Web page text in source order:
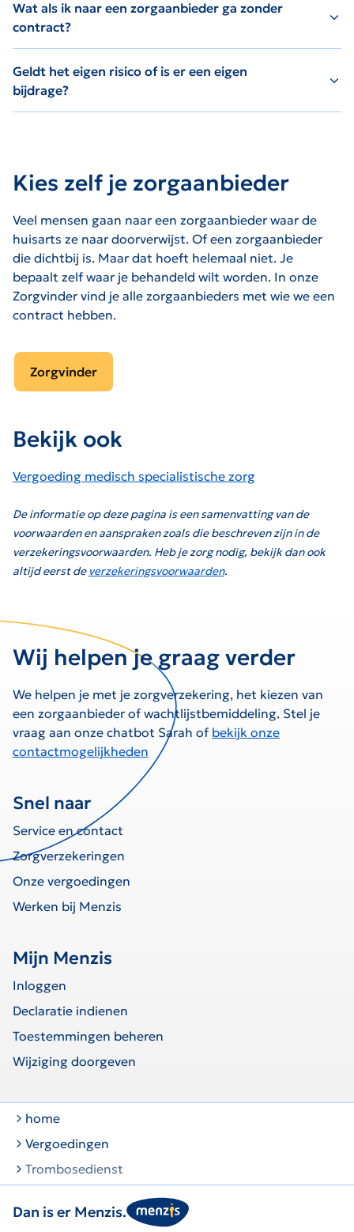
Wat als ik naar een zorgaanbieder ga zonder
contract?
Geldt het eigen risico of is er een eigen
bijdrage?
Kies zelf je zorgaanbieder
Veel mensen gaan naar een zorgaanbieder waar de
huisarts ze naar doorverwijst. Of een zorgaanbieder
die dichtbij is. Maar dat hoeft helemaal niet. Je
bepaalt zelf waar je behandeld wilt worden. In onze
Zorgvinder vind je alle zorgaanbieders met wie we een
contract hebben.
Zorgvinder
Bekijk ook
Vergoeding medisch specialistische zorg
De informatie op deze pagina is een samenvatting van de
voorwaarden en aanspraken zoals die beschreven zijn in de
verzekeringsvoorwaarden. Heb je zorg nodig, bekijk dan ook
altijd eerst de verzekeringsvoorwaarden.
Wij helpen je graag verder
We helpen je met je zorgverzekering, het kiezen van
een zorgaanbieder of wachtlijstbemiddeling. Stel je
vraag aan onze chatbot Sarah of bekijk onze
contactmogelijkheden
Snel naar
Service en contact
Zorgverzekeringen
Onze vergoedingen
Werken bij Menzis
Mijn Menzis
Inloggen
Declaratie indienen
Toestemmingen beheren
Wijziging doorgeven
home
Vergoedingen
Trombosedienst
Dan is er Menzis.